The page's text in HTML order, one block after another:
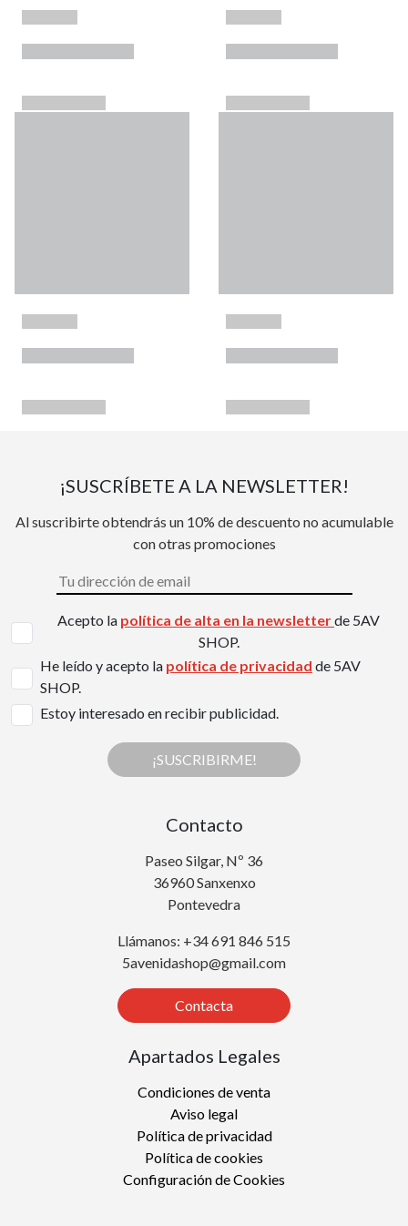
¡SUSCRÍBETE A LA NEWSLETTER!
Al suscribirte obtendrás un 10% de descuento no acumulable
con otras promociones
Acepto la política de alta en la newsletterde 5AV
SHOP.
He leído y acepto la política de privacidad de 5AV
SHOP.
Estoy interesado en recibir publicidad.
¡SUSCRIBIRME!
Contacto
Paseo Silgar, Nº 36
36960 Sanxenxo
Pontevedra
Llámanos: +34 691 846 515
5avenidashop@gmail.com
Contacta
Apartados Legales
Condiciones de venta
Aviso legal
Política de privacidad
Política de cookies
Configuración de Cookies